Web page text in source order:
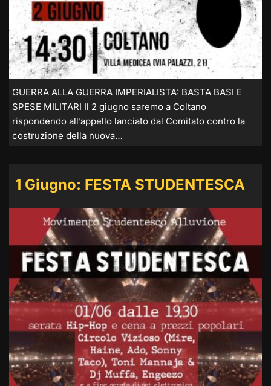
GUERRA ALLA GUERRA IMPERIALISTA: BASTA BASI E
SPESE MILITARI Il 2 giugno saremo a Coltano
rispondendo all’appello lanciato dal Comitato contro la
costruzione della nuova…
1 Giugno: FESTA STUDENTESCA